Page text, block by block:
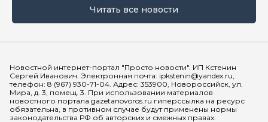
Читать все новости
Новостной интернет-портал "Просто новости". ИП Кстенин
Сергей Иванович. Электронная почта: ipkstenin@yandex.ru,
телефон: 8 (967) 930-71-04. Адрес: 353900, Новороссийск, ул.
Мира, д. 3, помещ. 3. При использовании материалов
новостного портала gazetanovoros.ru гиперссылка на ресурс
обязательна, в противном случае будут применены нормы
законодательства РФ об авторских и смежных правах.